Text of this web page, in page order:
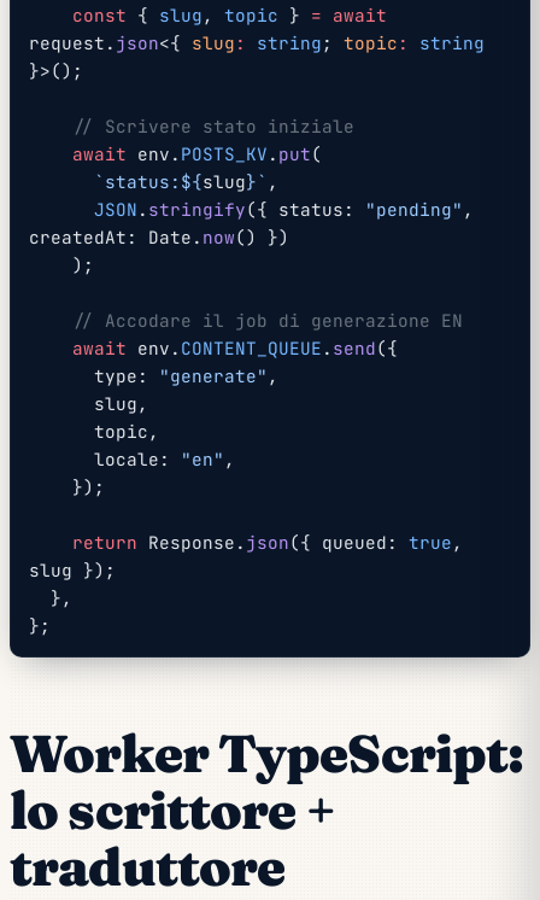
    const
{ slug , topic } = await
request. json<{ slug : string ; topic :
string
}>();
    // Scrivere stato iniziale
    await
env. POSTS_KV . put(
      `status:${
slug}` ,
      JSON
. stringify({ status: "pending" ,
createdAt: Date. now() })
    );
    // Accodare il job di generazione EN
    await
env. CONTENT_QUEUE . send({
      type:
"generate" ,
      slug,
      topic,
      locale:
"en" ,
    });
    return
Response. json({ queued: true ,
slug });
  },
};
Worker TypeScript:
lo scrittore +
traduttore